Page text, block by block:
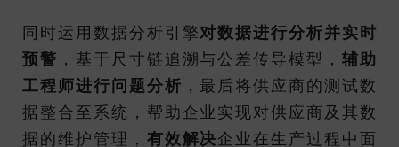
同时运用数据分析引擎对数据进行分析并实时
预警 ，基于尺寸链追溯与公差传导模型，辅助
工程师进行问题分析 ，最后将供应商的测试数
据整合至系统，帮助企业实现对供应商及其数
据的维护管理， 有效解决企业在生产过程中面